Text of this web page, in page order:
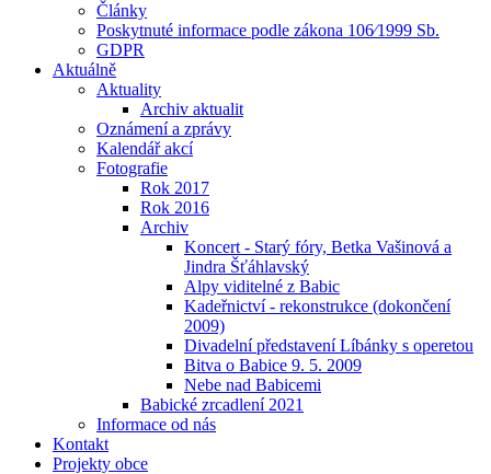
Články
Poskytnuté informace podle zákona 106⁄1999 Sb.
GDPR
Aktuálně
Aktuality
Archiv aktualit
Oznámení a zprávy
Kalendář akcí
Fotografie
Rok 2017
Rok 2016
Archiv
Koncert - Starý fóry, Betka Vašinová a
Jindra Šťáhlavský
Alpy viditelné z Babic
Kadeřnictví - rekonstrukce (dokončení
2009)
Divadelní představení Líbánky s operetou
Bitva o Babice 9. 5. 2009
Nebe nad Babicemi
Babické zrcadlení 2021
Informace od nás
Kontakt
Projekty obce